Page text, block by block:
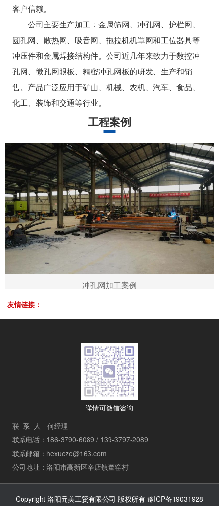
客户信赖。
公司主要生产加工：金属筛网、冲孔网、护栏网、
圆孔网、散热网、吸音网、拖拉机机罩网和工位器具等
冲压件和金属焊接结构件。公司近几年来致力于数控冲
孔网、微孔网眼板、精密冲孔网板的研发、生产和销
售。产品广泛应用于矿山、机械、农机、汽车、食品、
化工、装饰和交通等行业。
工程案例
冲孔网加工案例
友情链接：
详情可微信咨询
联 系 人：何经理
联系电话：186-3790-6089 / 139-3797-2089
联系邮箱：hexueze@163.com
公司地址：洛阳市高新区辛店镇董窑村
Copyright 洛阳元美工贸有限公司 版权所有 豫ICP备19031928